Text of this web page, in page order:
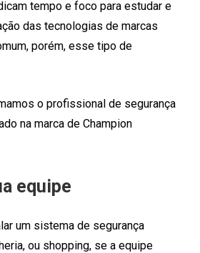
tempo e foco para estudar e
das tecnologias de marcas
porém, esse tipo de
o profissional de segurança
na marca de Champion
equipe
um sistema de segurança
ou shopping, se a equipe